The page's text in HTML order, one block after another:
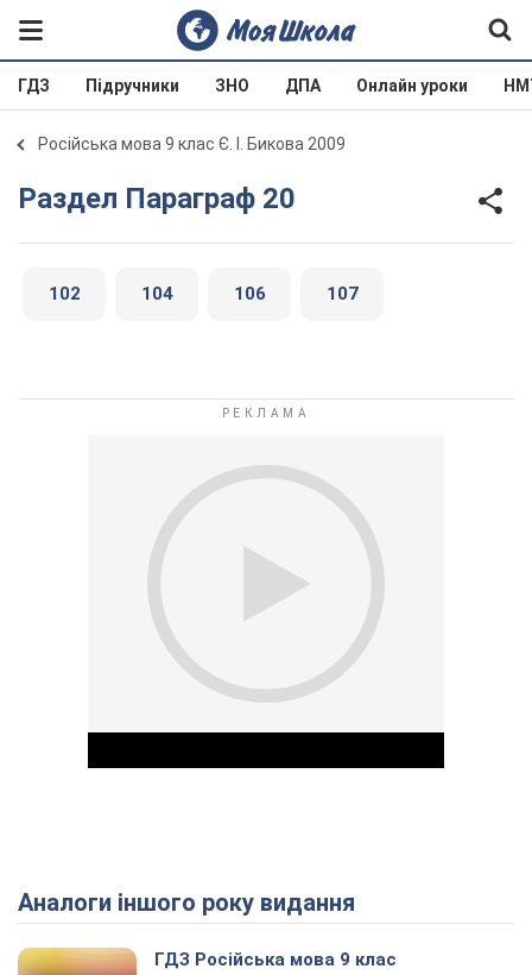
ГДЗ Підручники ЗНО ДПА Онлайн уроки
Російська мова 9 клас Є. І. Бикова 2009
Раздел Параграф 20
102 104 106 107
Play Video
Аналоги іншого року видання
ГДЗ Російська мова 9 клас